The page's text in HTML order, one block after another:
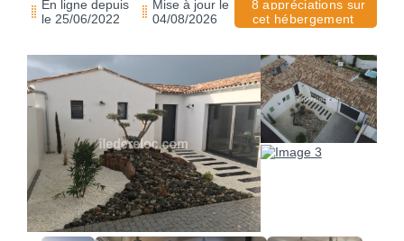
En ligne depuis
le 25/06/2022
Mise à jour le
04/08/2026
8 appréciations sur
cet hébergement